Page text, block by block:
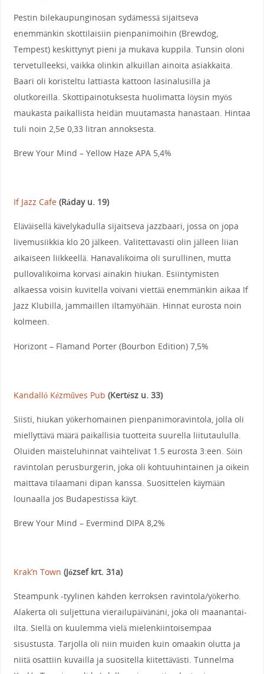
Pestin bilekaupunginosan sydämessä sijaitseva
enemmänkin skottilaisiin pienpanimoihin (Brewdog,
Tempest) keskittynyt pieni ja mukava kuppila. Tunsin oloni
tervetulleeksi, vaikka olinkin alkuillan ainoita asiakkaita.
Baari oli koristeltu lattiasta kattoon lasinalusilla ja
olutkoreilla. Skottipainotuksesta huolimatta löysin myös
maukasta paikallista heidän muutamasta hanastaan. Hintaa
tuli noin 2,5e 0,33 litran annoksesta.
Brew Your Mind – Yellow Haze APA 5,4%
If Jazz Cafe (Ráday u. 19)
Eläväisellä kävelykadulla sijaitseva jazzbaari, jossa on jopa
livemusiikkia klo 20 jälkeen. Valitettavasti olin jälleen liian
aikaiseen liikkeellä. Hanavalikoima oli surullinen, mutta
pullovalikoima korvasi ainakin hiukan. Esiintymisten
alkaessa voisin kuvitella voivani viettää enemmänkin aikaa If
Jazz Klubilla, jammaillen iltamyöhään. Hinnat eurosta noin
kolmeen.
Horizont – Flamand Porter (Bourbon Edition) 7,5%
Kandalló Kézműves Pub (Kertész u. 33)
Siisti, hiukan yökerhomainen pienpanimoravintola, jolla oli
miellyttävä määrä paikallisia tuotteita suurella liitutaululla.
Oluiden maisteluhinnat vaihtelivat 1.5 eurosta 3:een. Söin
ravintolan perusburgerin, joka oli kohtuuhintainen ja oikein
maittava tilaamani dipan kanssa. Suosittelen käymään
lounaalla jos Budapestissa käyt.
Brew Your Mind – Evermind DIPA 8,2%
Krak’n Town (József krt. 31a)
Steampunk -tyylinen kahden kerroksen ravintola/yökerho.
Alakerta oli suljettuna vierailupäivänäni, joka oli maanantai-
ilta. Siellä on kuulemma vielä mielenkiintoisempaa
sisustusta. Tarjolla oli niin muiden kuin omaakin olutta ja
niitä osattiin kuvailla ja suositella kiitettävästi. Tunnelma